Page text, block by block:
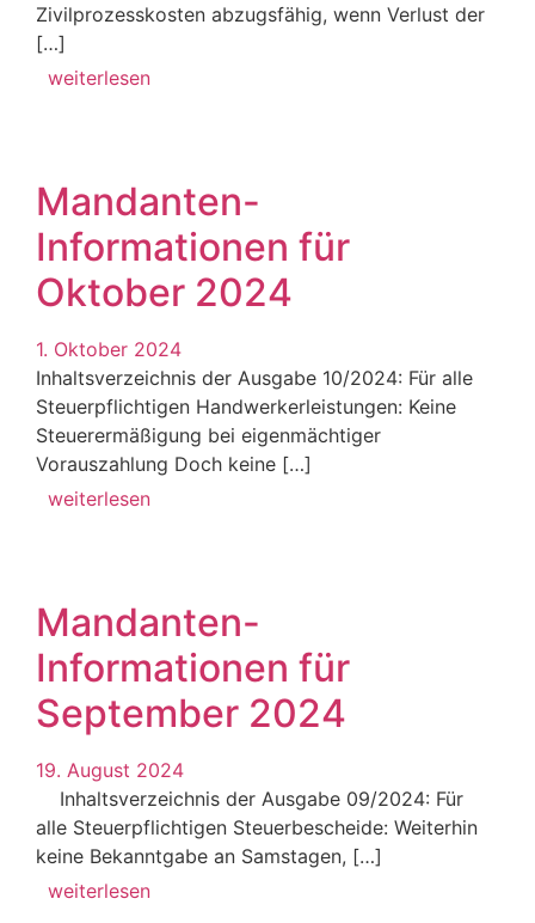
Zivilprozesskosten abzugsfähig, wenn Verlust der
[…]
weiterlesen
Mandanten-
Informationen für
Oktober 2024
1. Oktober 2024
Inhaltsverzeichnis der Ausgabe 10/2024: Für alle
Steuerpflichtigen Handwerkerleistungen: Keine
Steuerermäßigung bei eigenmächtiger
Vorauszahlung Doch keine […]
weiterlesen
Mandanten-
Informationen für
September 2024
19. August 2024
Inhaltsverzeichnis der Ausgabe 09/2024: Für
alle Steuerpflichtigen Steuerbescheide: Weiterhin
keine Bekanntgabe an Samstagen, […]
weiterlesen